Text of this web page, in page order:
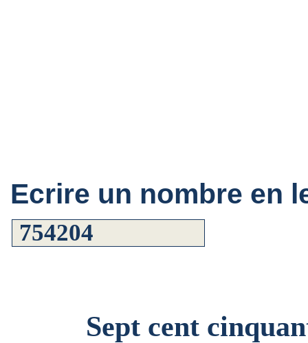
Ecrire un nombre en
Sept cent